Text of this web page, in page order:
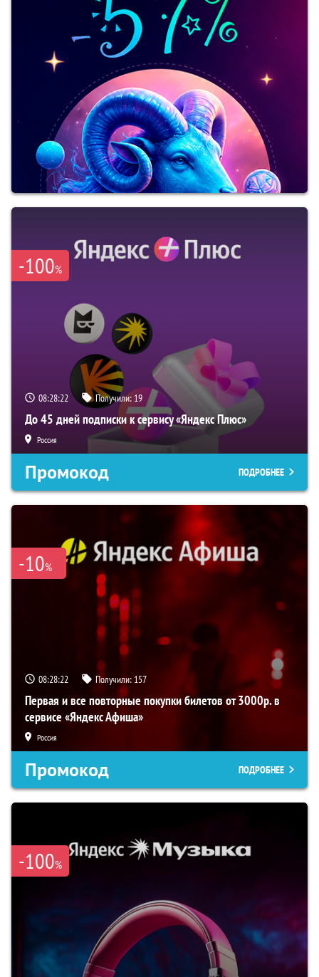
-100%
08:28:22 Получили: 19
До 45 дней подписки к сервису «Яндекс Плюс»
Россия
Промокод ПОДРОБНЕЕ
-10%
08:28:22 Получили: 157
Первая и все повторные покупки билетов от 3000р. в
сервисе «Яндекс Афиша»
Россия
Промокод ПОДРОБНЕЕ
-100%